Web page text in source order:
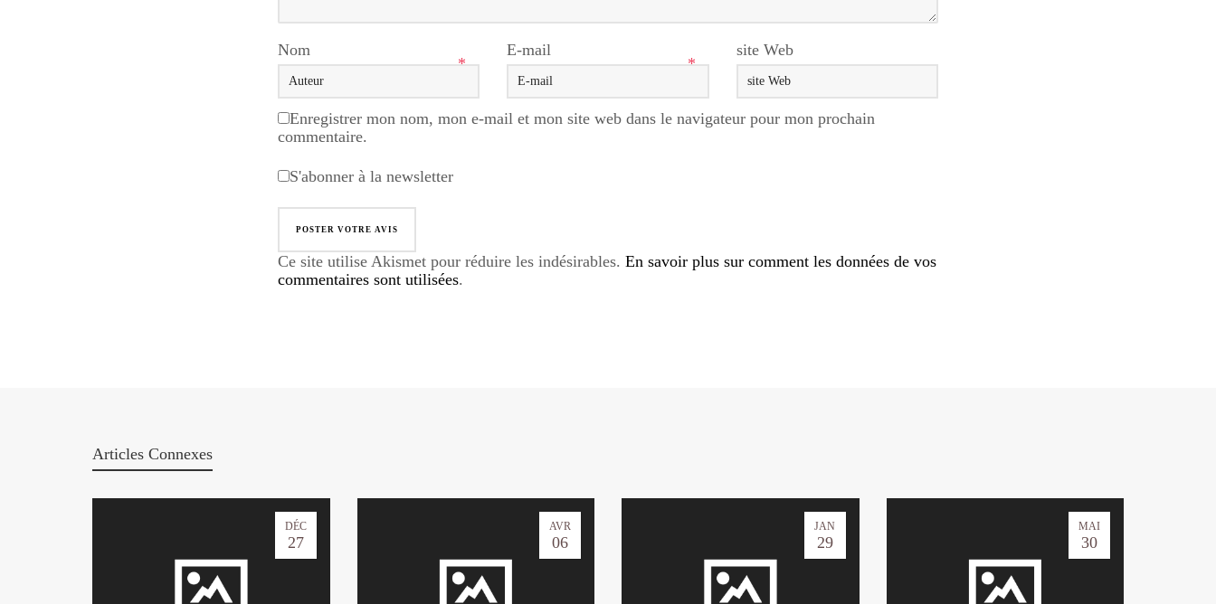
Nom
*
E-mail
*
site Web
Enregistrer mon nom, mon e-mail et mon site web dans le navigateur pour mon prochain
commentaire.
S'abonner à la newsletter
Ce site utilise Akismet pour réduire les indésirables. En savoir plus sur comment les données de vos
commentaires sont utilisées.
Articles Connexes
DÉC
27
AVR
06
JAN
29
MAI
30